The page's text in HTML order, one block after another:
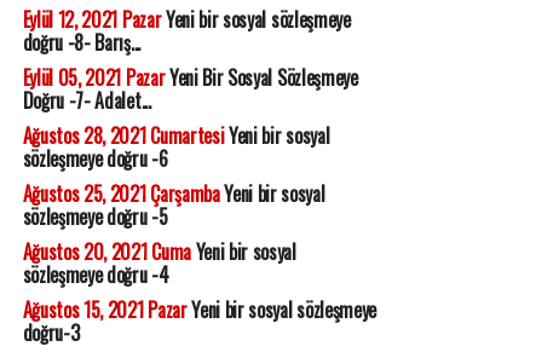
Eylül 12, 2021 PazarYeni bir sosyal sözleşmeye
doğru -8- Barış...
Eylül 05, 2021 PazarYeni Bir Sosyal Sözleşmeye
Doğru -7- Adalet...
Ağustos 28, 2021 CumartesiYeni bir sosyal
sözleşmeye doğru -6
Ağustos 25, 2021 ÇarşambaYeni bir sosyal
sözleşmeye doğru -5
Ağustos 20, 2021 CumaYeni bir sosyal
sözleşmeye doğru -4
Ağustos 15, 2021 PazarYeni bir sosyal sözleşmeye
doğru-3